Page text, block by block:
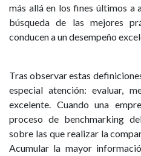
más allá en los fines últimos a
búsqueda de las mejores
conducen a un desempeño
Tras observar estas
especial atención: evaluar,
excelente. Cuando una
proceso de benchmarking
sobre las que realizar la
Acumular la mayor